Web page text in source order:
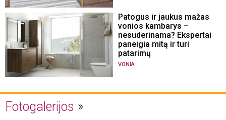
Patogus ir jaukus mažas
vonios kambarys –
nesuderinama? Ekspertai
paneigia mitą ir turi
patarimų
VONIA
Fotogalerijos